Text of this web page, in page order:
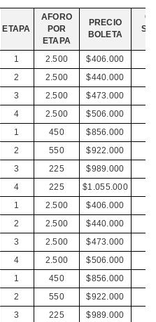
ETAPA
AFORO
POR
ETAPA
PRECIO
BOLETA
1 2.500 $406.000
2
2.500 $440.000
3
2.500 $473.000
4
2.500 $506.000
1 450 $856.000
2
550 $922.000
3
225 $989.000
4
225 $1.055.000
1 2.500 $406.000
2
2.500 $440.000
3
2.500 $473.000
4
2.500 $506.000
1 450 $856.000
2
550 $922.000
3
225 $989.000